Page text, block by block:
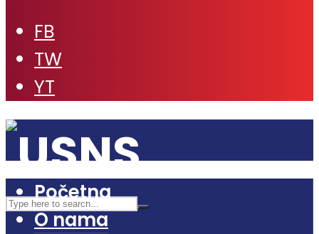
FB
TW
YT
Početna
O nama